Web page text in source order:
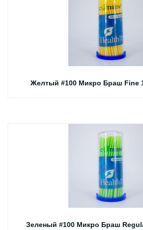
Желтый #100 Микро Браш Fine
Зеленый #100 Микро Браш